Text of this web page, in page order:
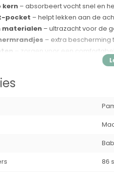
kern – absorbeert vocht snel en
pocket – helpt lekken aan de
materialen – ultrazacht voor de
– extra bescherming
– zorgen voor een
– kleurt blauw wanneer het tijd is
86